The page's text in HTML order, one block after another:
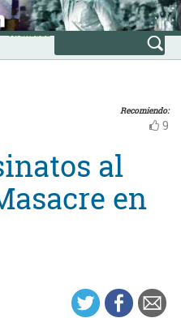
Avanzada
Recomiendo:
9
al
en